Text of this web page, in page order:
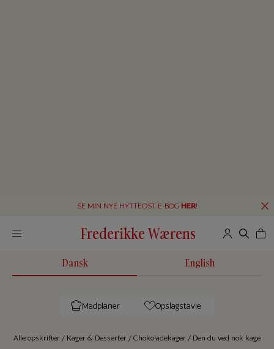
SE MIN NYE HYTTEOST E-BOG HER!
Frederikke Wærens
Dansk English
Madplaner Opslagstavle
Alle op­skrif­ter / Kager & Desserter / Chokoladekager / Den du ved nok kage